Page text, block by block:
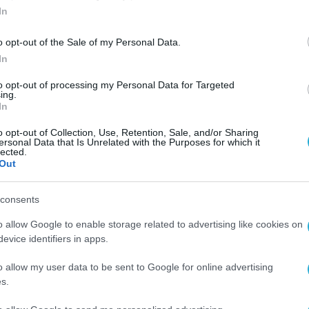
opt-out of the Sale of my Personal Data.
opt-out of processing my Personal Data for Targeted
opt-out of Collection, Use, Retention, Sale, and/or Sharing
Data that Is Unrelated with the Purposes for which it
allow Google to enable storage related to advertising like cookies on
identifiers in apps.
allow my user data to be sent to Google for online advertising